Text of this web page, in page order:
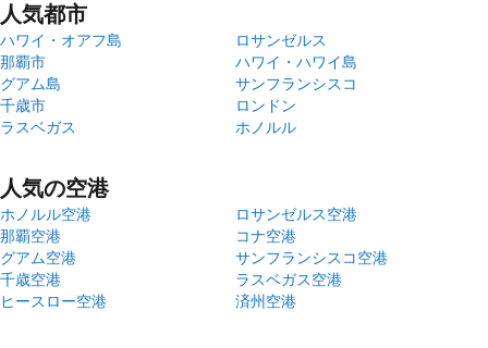
人気都市
ハワイ・オアフ島
ロサンゼルス
那覇市
ハワイ・ハワイ島
グアム島
サンフランシスコ
千歳市
ロンドン
ラスベガス
ホノルル
人気の空港
ホノルル空港
ロサンゼルス空港
那覇空港
コナ空港
グアム空港
サンフランシスコ空港
千歳空港
ラスベガス空港
ヒースロー空港
済州空港